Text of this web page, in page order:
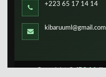
+223 65 17 14 14
kibaruuml@gmail.com